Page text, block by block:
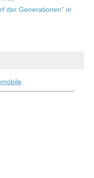
der Generationen“ in